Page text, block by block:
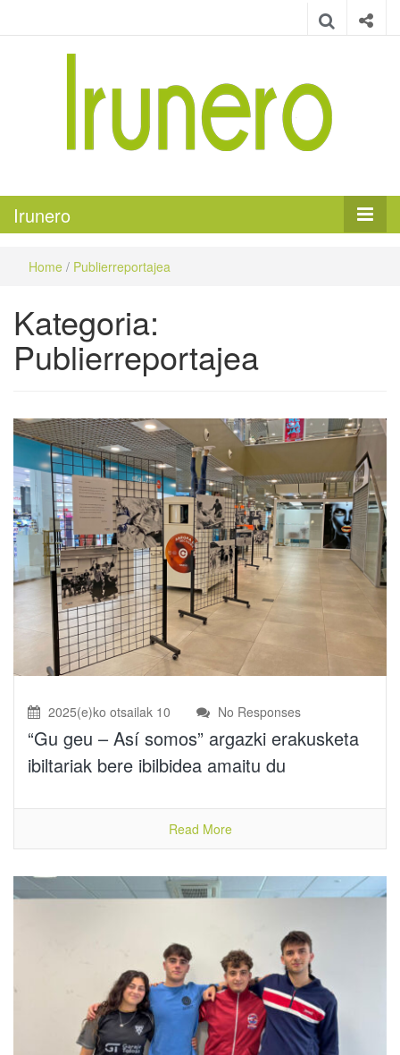
Irunero
Home / Publierreportajea
Kategoria:
Publierreportajea
2025(e)ko otsailak 10 No Responses
“Gu geu – Así somos” argazki erakusketa
ibiltariak bere ibilbidea amaitu du
Read More